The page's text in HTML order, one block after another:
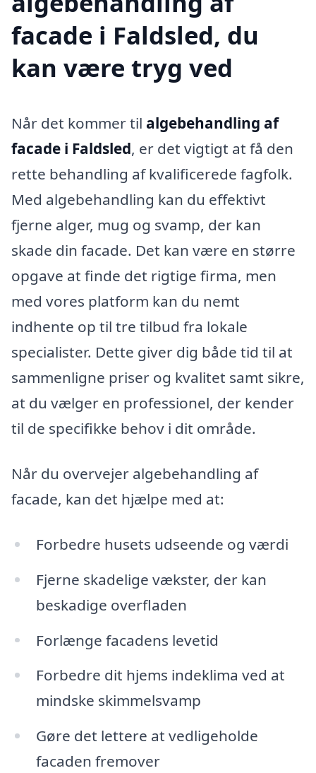
facade i Faldsled, du
kan være tryg ved
Når det kommer til algebehandling af
facade i Faldsled, er det vigtigt at få den
rette behandling af kvalificerede fagfolk.
Med algebehandling kan du effektivt
fjerne alger, mug og svamp, der kan
skade din facade. Det kan være en større
opgave at finde det rigtige firma, men
med vores platform kan du nemt
indhente op til tre tilbud fra lokale
specialister. Dette giver dig både tid til at
sammenligne priser og kvalitet samt sikre,
at du vælger en professionel, der kender
til de specifikke behov i dit område.
Når du overvejer algebehandling af
facade, kan det hjælpe med at:
Forbedre husets udseende og værdi
Fjerne skadelige vækster, der kan
beskadige overfladen
Forlænge facadens levetid
Forbedre dit hjems indeklima ved at
mindske skimmelsvamp
Gøre det lettere at vedligeholde
facaden fremover